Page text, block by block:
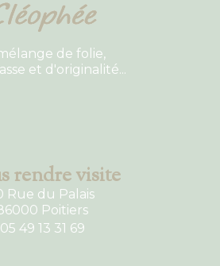
de folie,
et d'originalité...
rendre visite
Rue du Palais
Poitiers
05 49 13 31 69